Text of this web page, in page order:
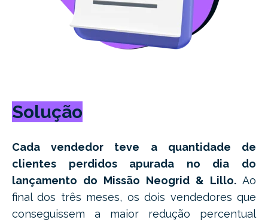
Solução
Cada vendedor teve a quantidade de
clientes perdidos apurada no dia do
lançamento do Missão Neogrid & Lillo. Ao
final dos três meses, os dois vendedores que
conseguissem a maior redução percentual